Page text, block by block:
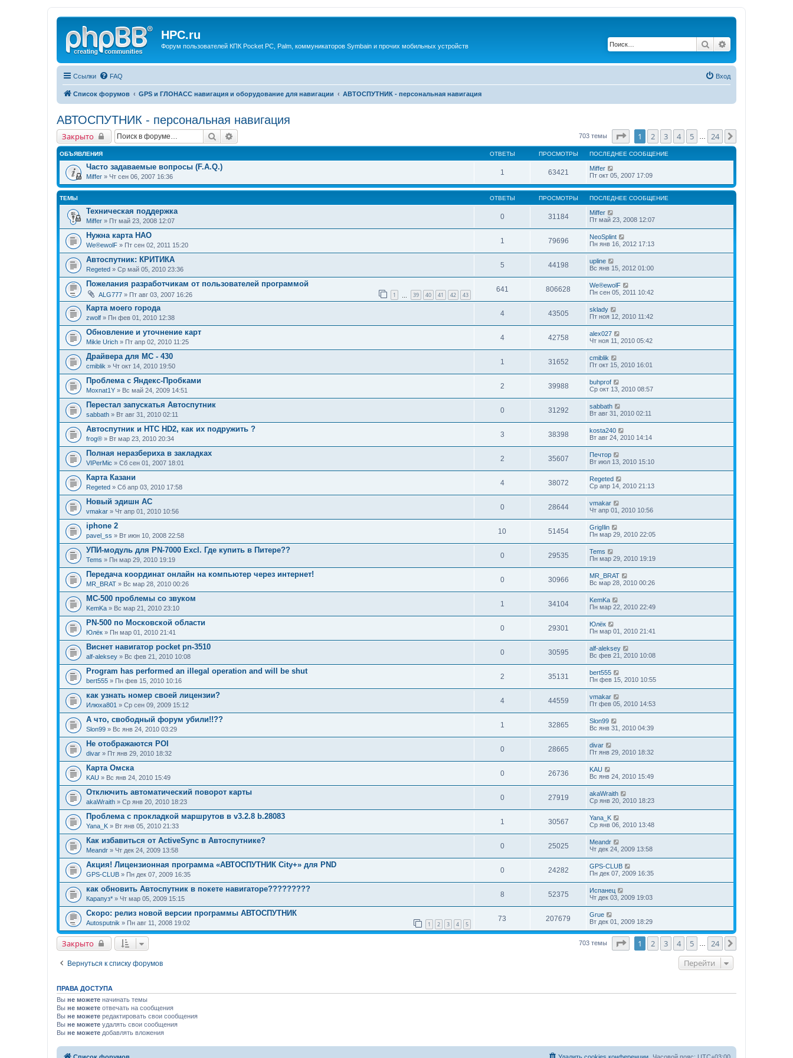
HPC.ru
Форум пользователей КПК Pocket PC, Palm, коммуникаторов Symbain и прочих мобильных устройств Поиск
Ссылки FAQ Вход
Список форумов GPS и ГЛОНАСС навигация и оборудование для навигации АВТОСПУТНИК - персональная навигация
АВТОСПУТНИК - персональная навигация
Закрыто Поиск 703 темы Страница 1 из24
1 2 3 4 5 24
ОБЪЯВЛЕНИЯ ОТВЕТЫ ПРОСМОТРЫ ПОСЛЕДНЕЕ СООБЩЕНИЕ
Часто задаваемые вопросы (F.A.Q.)
Miffer » Чт сен 06, 2007 16:36
1 63421
Miffer
Пт окт 05, 2007 17:09
ТЕМЫ ОТВЕТЫ ПРОСМОТРЫ ПОСЛЕДНЕЕ СООБЩЕНИЕ
Техническая поддержка
Miffer » Пт май 23, 2008 12:07
0 31184
Miffer
Пт май 23, 2008 12:07
Нужна карта НАО
We®ewolF » Пт сен 02, 2011 15:20
1 79696
NeoSplint
Пн янв 16, 2012 17:13
Автоспутник: КРИТИКА
Regeted » Ср май 05, 2010 23:36
5 44198
upline
Вс янв 15, 2012 01:00
Пожелания разработчикам от пользователей программой
ALG777 » Пт авг 03, 2007 16:26 1 39 40 41 42 43
641 806628
We®ewolF
Пн сен 05, 2011 10:42
Карта моего города
zwolf » Пн фев 01, 2010 12:38
4 43505
sklady
Пт ноя 12, 2010 11:42
Обновление и уточнение карт
Mikle Urich » Пт апр 02, 2010 11:25
4 42758
alex027
Чт ноя 11, 2010 05:42
Драйвера для МС - 430
cmiblik » Чт окт 14, 2010 19:50
1 31652
cmiblik
Пт окт 15, 2010 16:01
Проблема с Яндекс-Пробками
Moxnat1Y » Вс май 24, 2009 14:51
2 39988
buhprof
Ср окт 13, 2010 08:57
Перестал запускатья Автоспутник
sabbath » Вт авг 31, 2010 02:11
0 31292
sabbath
Вт авг 31, 2010 02:11
Автоспутник и HTC HD2, как их подружить ?
frog® » Вт мар 23, 2010 20:34
3 38398
kosta240
Вт авг 24, 2010 14:14
Полная неразбериха в закладках
VIPerMic » Сб сен 01, 2007 18:01
2 35607
Печтор
Вт июл 13, 2010 15:10
Карта Казани
Regeted » Сб апр 03, 2010 17:58
4 38072
Regeted
Ср апр 14, 2010 21:13
Новый эдишн АС
vmakar » Чт апр 01, 2010 10:56
0 28644
vmakar
Чт апр 01, 2010 10:56
iphone 2
pavel_ss » Вт июн 10, 2008 22:58
10 51454
GrigIlin
Пн мар 29, 2010 22:05
УПИ-модуль для PN-7000 Excl. Где купить в Питере??
Tems » Пн мар 29, 2010 19:19
0 29535
Tems
Пн мар 29, 2010 19:19
Передача координат онлайн на компьютер через интернет!
MR_BRAT » Вс мар 28, 2010 00:26
0 30966
MR_BRAT
Вс мар 28, 2010 00:26
MC-500 проблемы со звуком
KemKa » Вс мар 21, 2010 23:10
1 34104
KemKa
Пн мар 22, 2010 22:49
PN-500 по Московской области
Юлёк » Пн мар 01, 2010 21:41
0 29301
Юлёк
Пн мар 01, 2010 21:41
Виснет навигатор pocket pn-3510
alf-aleksey » Вс фев 21, 2010 10:08
0 30595
alf-aleksey
Вс фев 21, 2010 10:08
Program has performed an illegal operation and will be shut
bert555 » Пн фев 15, 2010 10:16
2 35131
bert555
Пн фев 15, 2010 10:55
как узнать номер своей лицензии?
Илюха801 » Ср сен 09, 2009 15:12
4 44559
vmakar
Пт фев 05, 2010 14:53
А что, свободный форум убили!!??
Slon99 » Вс янв 24, 2010 03:29
1 32865
Slon99
Вс янв 31, 2010 04:39
Не отображаются POI
divar » Пт янв 29, 2010 18:32
0 28665
divar
Пт янв 29, 2010 18:32
Карта Омска
KAU » Вс янв 24, 2010 15:49
0 26736
KAU
Вс янв 24, 2010 15:49
Отключить автоматический поворот карты
akaWraith » Ср янв 20, 2010 18:23
0 27919
akaWraith
Ср янв 20, 2010 18:23
Проблема с прокладкой маршрутов в v3.2.8 b.28083
Yana_K » Вт янв 05, 2010 21:33
1 30567
Yana_K
Ср янв 06, 2010 13:48
Как избавиться от ActiveSync в Автоспутнике?
Meandr » Чт дек 24, 2009 13:58
0 25025
Meandr
Чт дек 24, 2009 13:58
Акция! Лицензионная программа «АВТОСПУТНИК City+» для PND
GPS-CLUB » Пн дек 07, 2009 16:35
0 24282
GPS-CLUB
Пн дек 07, 2009 16:35
как обновить Автоспутник в покете навигаторе?????????
Карапуз* » Чт мар 05, 2009 15:15
8 52375
Испанец
Чт дек 03, 2009 19:03
Скоро: релиз новой версии программы АВТОСПУТНИК
Autosputnik » Пн авг 11, 2008 19:02 1 2 3 4 5
73 207679
Grue
Вт дек 01, 2009 18:29
Закрыто 703 темы Страница 1 из24
1 2 3 4 5 24
Вернуться к списку форумов Перейти
ПРАВА ДОСТУПА
Вы не можете начинать темы
Вы не можете отвечать на сообщения
Вы не можете редактировать свои сообщения
Вы не можете удалять свои сообщения
Вы не можете добавлять вложения